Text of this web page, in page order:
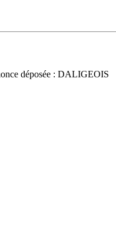
déposée : DALIGEOIS